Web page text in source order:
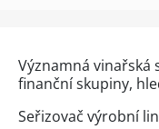
Významná vinařská
finanční skupiny,
Seřizovač výrobní